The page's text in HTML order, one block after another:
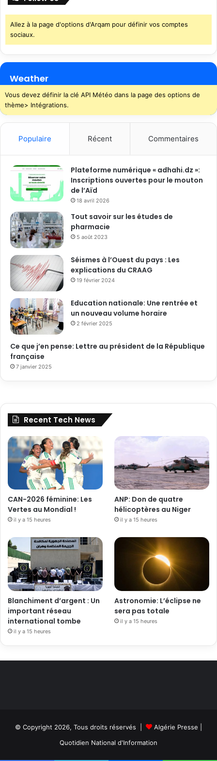
Allez à la page d'options d'Arqam pour définir vos comptes
sociaux.
Weather
Vous devez définir la clé API Météo dans la page des options de
thème> Intégrations.
Populaire Récent Commentaires
Plateforme numérique « adhahi.dz »:
Inscriptions ouvertes pour le mouton
de l’Aïd
18 avril 2026
Tout savoir sur les études de
pharmacie
5 août 2023
Séismes à l’Ouest du pays : Les
explications du CRAAG
19 février 2024
Education nationale: Une rentrée et
un nouveau volume horaire
2 février 2025
Ce que j’en pense: Lettre au président de la République
française
7 janvier 2025
Recent Tech News
CAN-2026 féminine: Les
Vertes au Mondial !
il y a 15 heures
ANP: Don de quatre
hélicoptères au Niger
il y a 15 heures
Blanchiment d’argent : Un
important réseau
international tombe
il y a 15 heures
Astronomie: L’éclipse ne
sera pas totale
il y a 15 heures
© Copyright 2026, Tous droits réservés | Algérie Presse
Quotidien National d'Information